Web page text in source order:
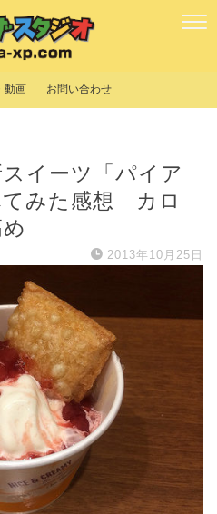
動画 お問い合わせ
イーツ「パイア
てみた感想 カロ
2013年10月25日